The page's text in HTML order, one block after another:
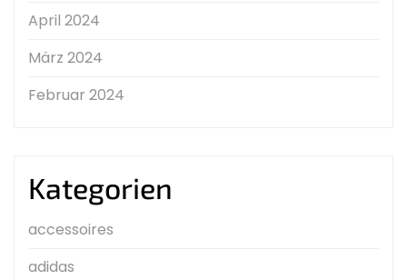
April 2024
März 2024
Februar 2024
Kategorien
accessoires
adidas